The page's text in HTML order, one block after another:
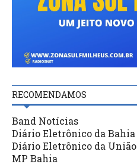
RECOMENDAMOS
Band Notícias
Diário Eletrônico da Bahia
Diário Eletrônico da União
MP Bahia